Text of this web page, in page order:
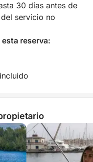
oliva virgen extra
Cisne flotante,
aletas)
30 días antes de
servicio no
reserva: